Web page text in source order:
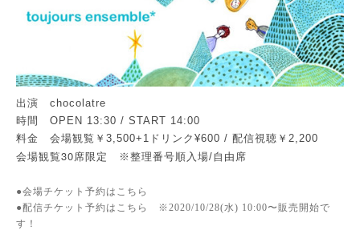
出演 chocolatre
時間 OPEN 13:30 / START 14:00
料金 会場観覧￥3,500+1ドリンク¥600 / 配信視聴￥2,200
会場観覧30 席限定 ※整理番号順入場/自由席
●会場チケット予約は こちら
●配信チケット予約は こちら
※2020/10/28(水) 10:00〜販売開始で
す！